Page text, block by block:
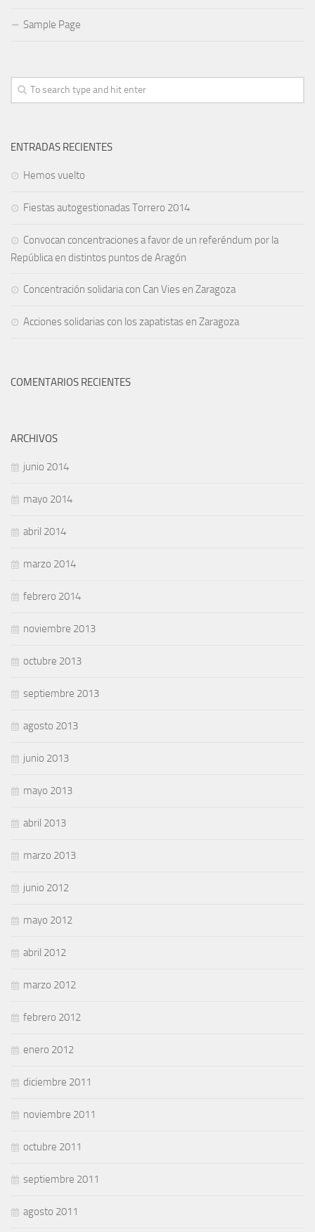
Sample Page
ENTRADAS RECIENTES
Hemos vuelto
Fiestas autogestionadas Torrero 2014
Convocan concentraciones a favor de un referéndum por la
República en distintos puntos de Aragón
Concentración solidaria con Can Vies en Zaragoza
Acciones solidarias con los zapatistas en Zaragoza
COMENTARIOS RECIENTES
ARCHIVOS
junio 2014
mayo 2014
abril 2014
marzo 2014
febrero 2014
noviembre 2013
octubre 2013
septiembre 2013
agosto 2013
junio 2013
mayo 2013
abril 2013
marzo 2013
junio 2012
mayo 2012
abril 2012
marzo 2012
febrero 2012
enero 2012
diciembre 2011
noviembre 2011
octubre 2011
septiembre 2011
agosto 2011